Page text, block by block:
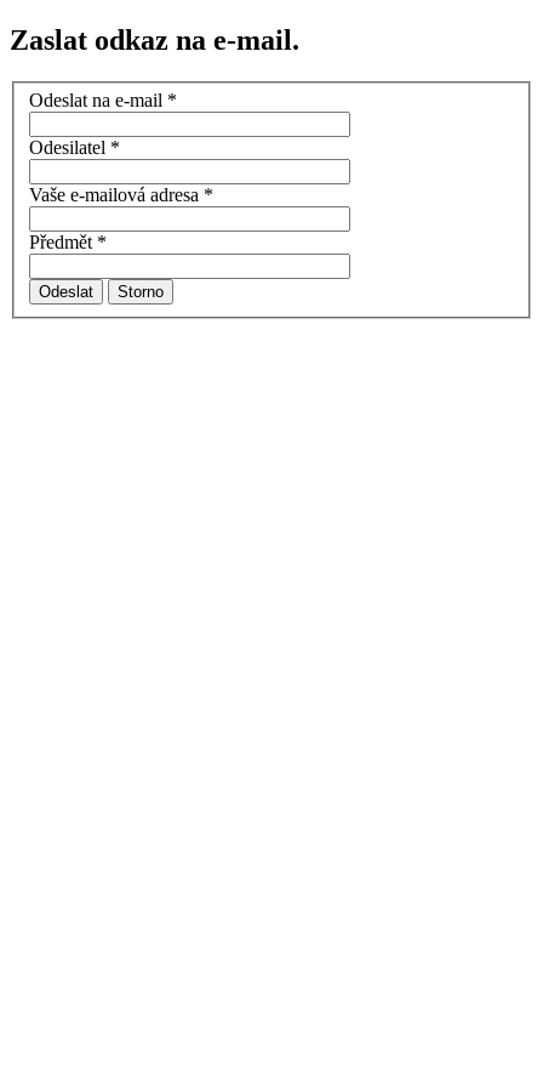
Zaslat odkaz na e-mail.
Odeslat na e-mail *
Odesilatel *
Vaše e-mailová adresa *
Předmět*
Odeslat Storno